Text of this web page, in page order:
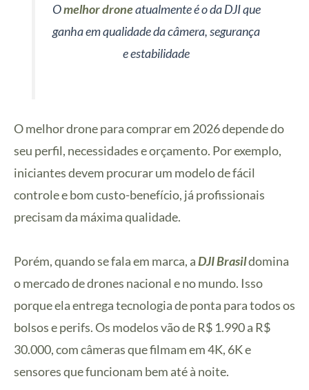
Omelhor droneatualmente é o da DJI que
ganha em qualidade da câmera, segurança
e estabilidade
O melhor drone para comprar em 2026 depende do
seu perfil, necessidades e orçamento. Por exemplo,
iniciantes devem procurar um modelo de fácil
controle e bom custo-benefício, já profissionais
precisam da máxima qualidade.
Porém, quando se fala em marca, aDJI Brasildomina
o mercado de drones nacional e no mundo. Isso
porque ela entrega tecnologia de ponta para todos os
bolsos e perifs. Os modelos vão de R$ 1.990 a R$
30.000, com câmeras que filmam em 4K, 6K e
sensores que funcionam bem até à noite.